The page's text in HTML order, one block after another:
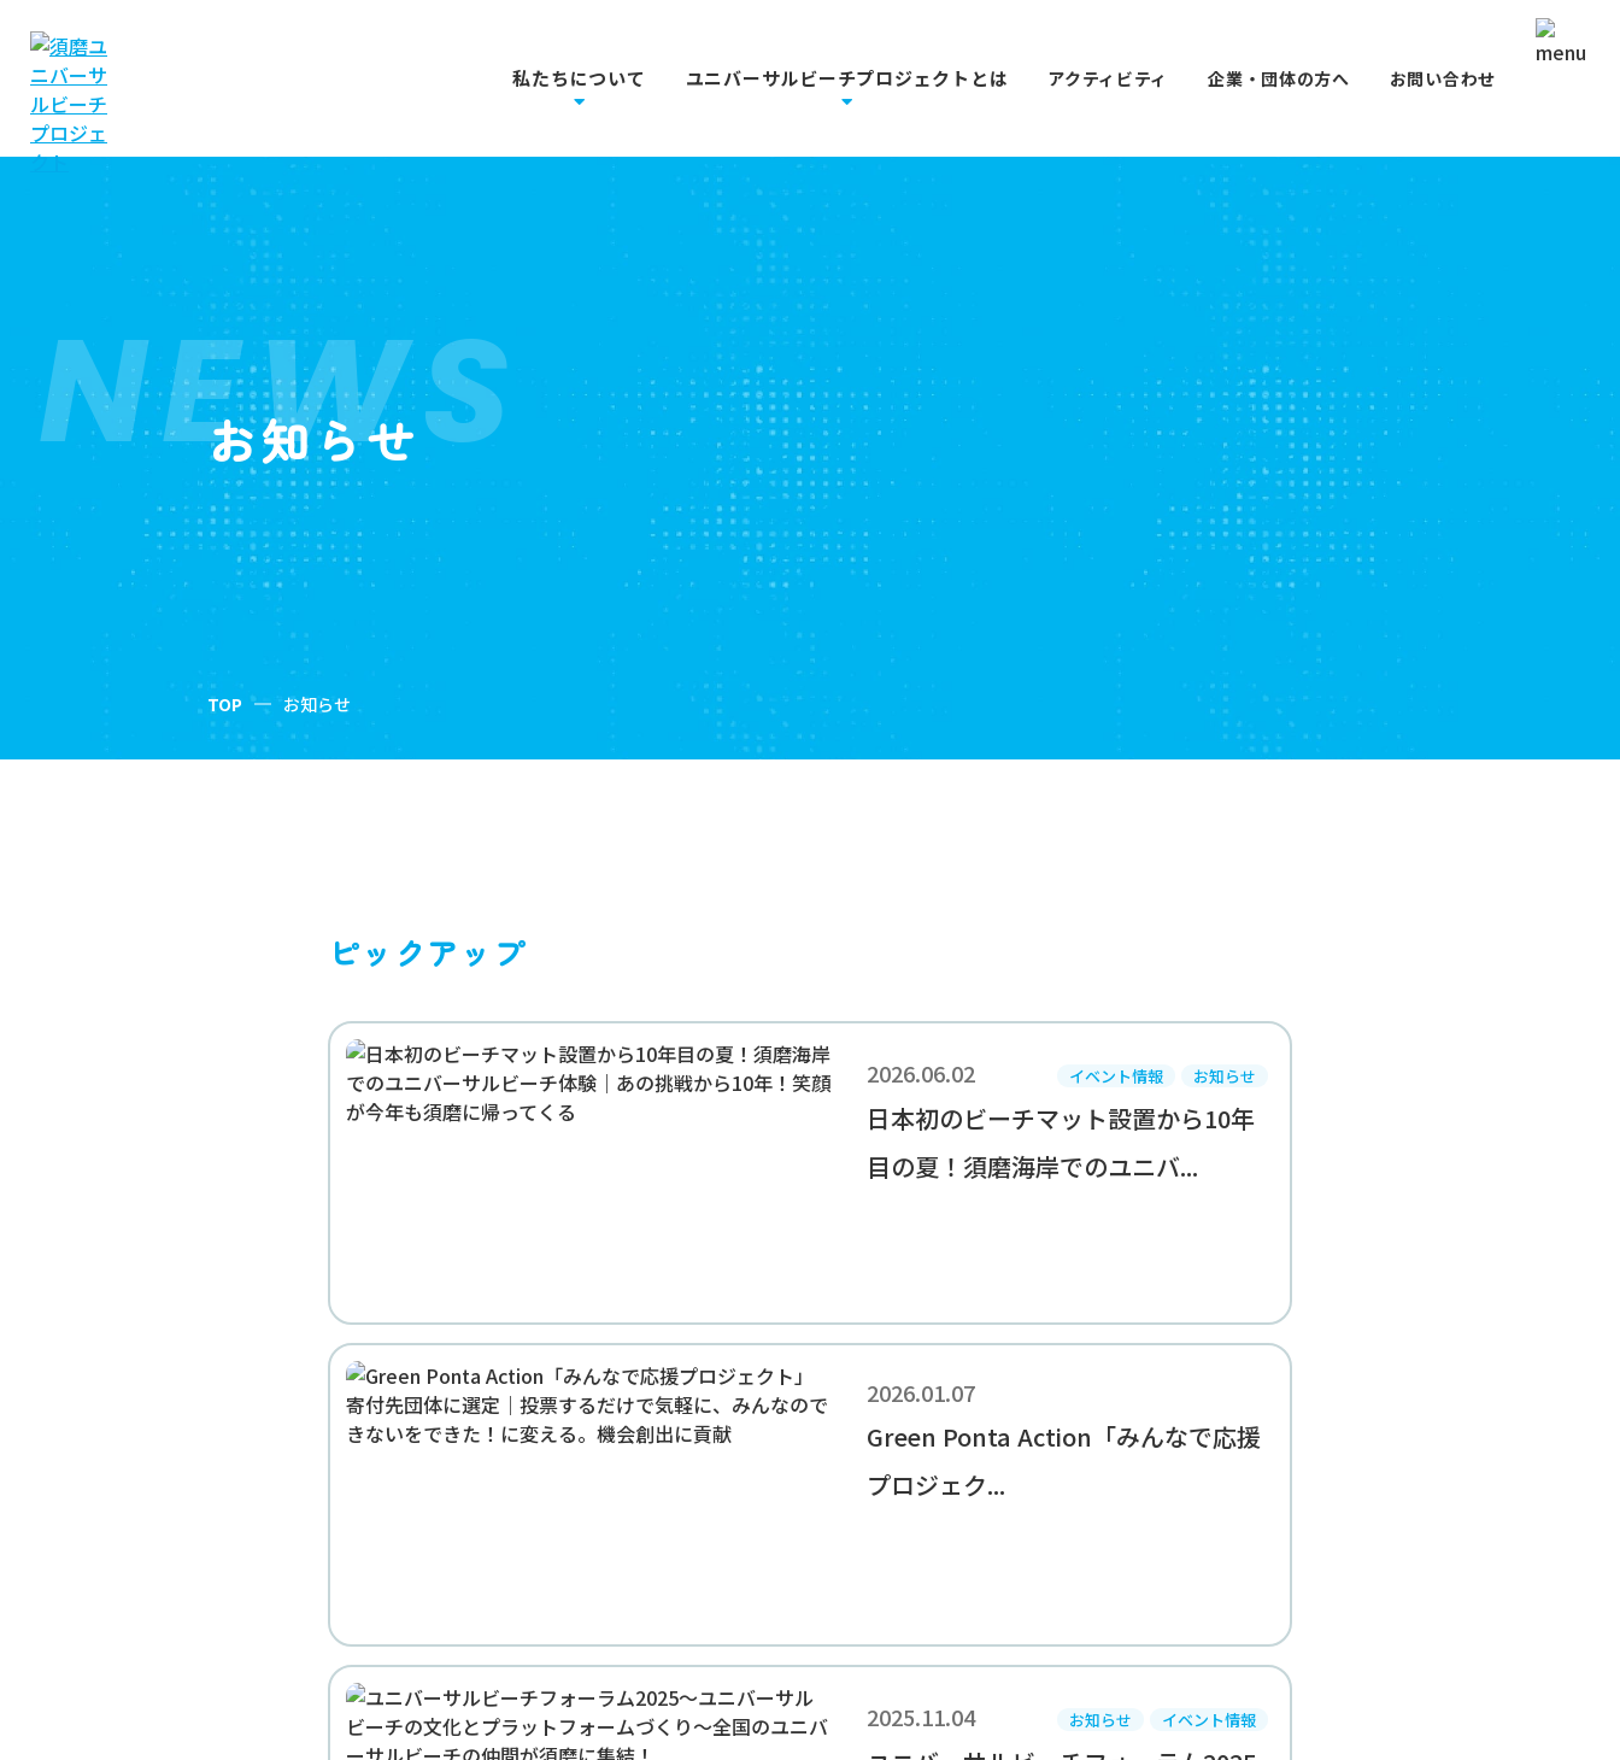
私たちについて ユニバーサルビーチプロジェクトとは アクティビティ 企業・団体の方へ お問い合わせ
お知らせ
NEWS
TOP お知らせ
ピックアップ
2026.06.02 イベント情報 お知らせ
日本初のビーチマット設置から10年
目の夏！須磨海岸でのユニバ...
2026.01.07
Green Ponta Action「みんなで応援
プロジェク...
2025.11.04 お知らせ イベント情報